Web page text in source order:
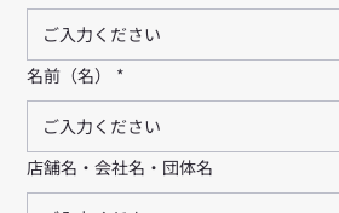
名前（名） *
店舗名・会社名・団体名